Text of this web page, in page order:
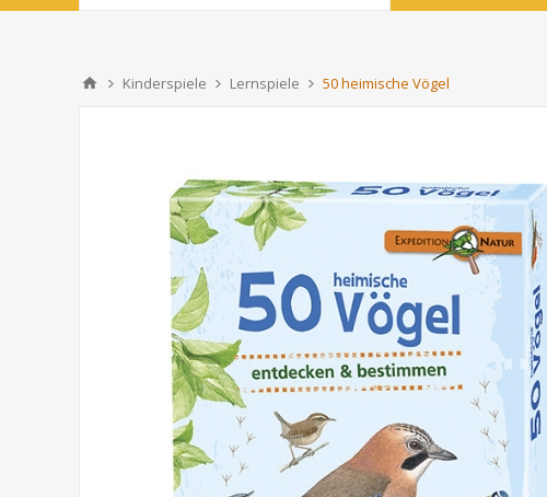
Kinderspiele Lernspiele 50 heimische Vögel